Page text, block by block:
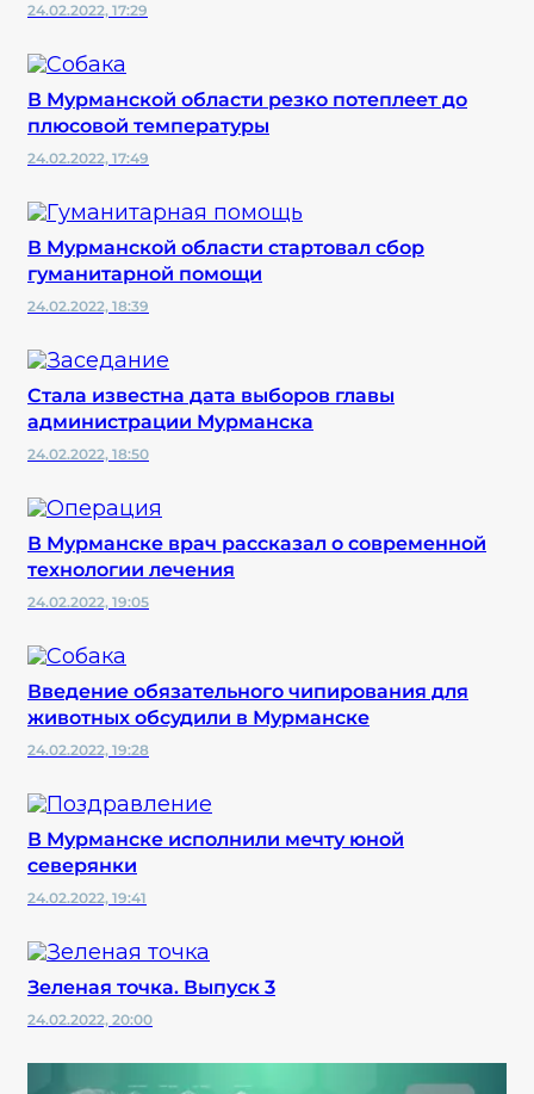
24.02.2022, 17:29
В Мурманской области резко потеплеет до
плюсовой температуры
24.02.2022, 17:49
В Мурманской области стартовал сбор
гуманитарной помощи
24.02.2022, 18:39
Стала известна дата выборов главы
администрации Мурманска
24.02.2022, 18:50
В Мурманске врач рассказал о современной
технологии лечения
24.02.2022, 19:05
Введение обязательного чипирования для
животных обсудили в Мурманске
24.02.2022, 19:28
В Мурманске исполнили мечту юной
северянки
24.02.2022, 19:41
Зеленая точка. Выпуск 3
24.02.2022, 20:00